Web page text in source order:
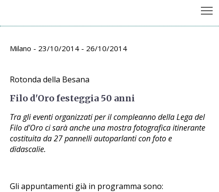
Archivio appuntamenti
Milano - 23/10/2014 - 26/10/2014
Rotonda della Besana
Filo d'Oro festeggia 50 anni
Tra gli eventi organizzati per il compleanno della Lega del
Filo d'Oro ci sarà anche una mostra fotografica itinerante
costituita da 27 pannelli autoparlanti con foto e
didascalie.
Gli appuntamenti già in programma sono: